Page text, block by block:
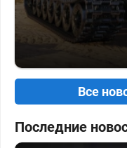
Все
Последние